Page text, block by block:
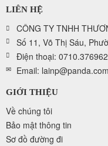
LIÊN HỆ
CÔNG TY TNHH
Số 11, Võ Thị Sáu,
Điện thoại:
Email:
GIỚI THIỆU
Về chúng tôi
Bảo mật thông tin
Sơ đồ đường đi